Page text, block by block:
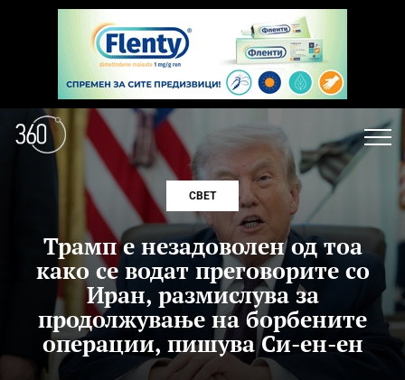
СВЕТ
Трамп е незадоволен од тоа
како се водат преговорите со
Иран, размислува за
продолжување на борбените
операции, пишува Си-ен-ен